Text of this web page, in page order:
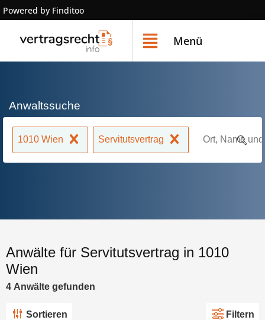
Powered by Finditoo
Menü
Anwaltssuche
1010 Wien Servitutsvertrag
Anwälte für Servitutsvertrag in 1010
Wien
4 Anwälte gefunden
Sortieren Filtern